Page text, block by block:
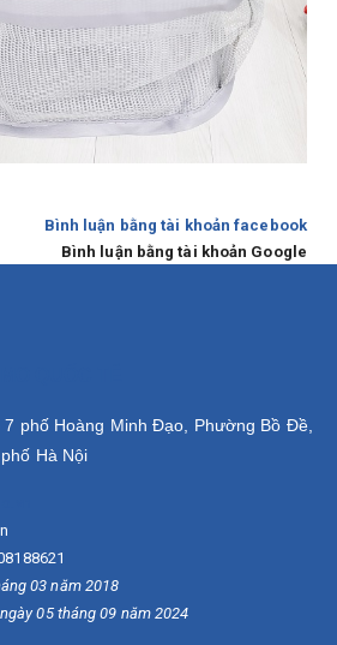
Bình luận bằng tài khoản facebook
Bình luận bằng tài khoản Google
7 phố Hoàng Minh Đạo, Phường Bồ Đề,
Hà Nội
03 năm 2018
05 tháng 09 năm 2024